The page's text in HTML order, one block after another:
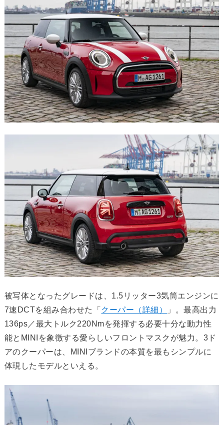
被写体となったグレードは、1.5リッター3気筒エンジンに
7速DCTを組み合わせた「 クーパー（詳細）
」。最高出力
136ps／最大トルク220Nmを発揮する必要十分な動力性
能とMINIを象徴する愛らしいフロントマスクが魅力。3ド
アのクーパーは、MINIブランドの本質を最もシンプルに
体現したモデルといえる。